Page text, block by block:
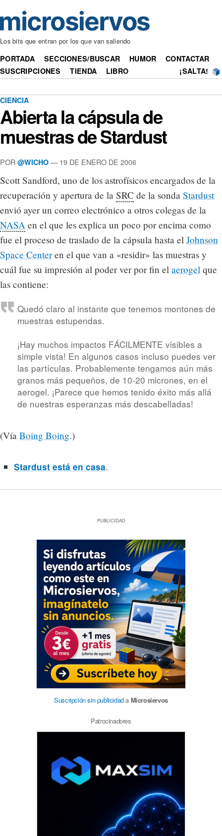
Los bits que entran por los que van saliendo
PORTADA SECCIONES/BUSCAR HUMOR
CONTACTAR
SUSCRIPCIONES
TIENDA LIBRO ¡SALTA!
CIENCIA
Abierta la cápsula de
muestras de Stardust
POR @WICHO — 19 DE ENERO DE 2006
Scott Sandford, uno de los astrofísicos encargados de la
recuperación y apertura de la SRC de la sonda Stardust
envió ayer un correo electrónico a otros colegas de la
NASA en el que les explica un poco por encima como
fue el proceso de traslado de la cápsula hasta el Johnson
Space Centeren el que van a «residir» las muestras y
cuál fue su impresión al poder ver por fin el aerogel que
las contiene:
Quedó claro al instante que tenemos montones de
muestras estupendas.
¡Hay muchos impactos FÁCILMENTE visibles a
simple vista! En algunos casos incluso puedes ver
las partículas. Probablemente tengamos aún más
granos más pequeños, de 10-20 micrones, en el
aerogel. ¡Parece que hemos tenido éxito más allá
de nuestras esperanzas más descabelladas!
(Vía Boing Boing.)
Stardust está en casa.
PUBLICIDAD
Suscripción sin publicidada Microsiervos
Patrocinadores